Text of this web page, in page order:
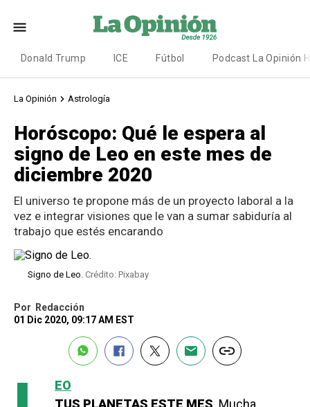
Donald Trump ICE Fútbol Podcast La Opinión
La Opinión Astrología
Horóscopo: Qué le espera al
signo de Leo en este mes de
diciembre 2020
El universo te propone más de un proyecto laboral a la
vez e integrar visiones que le van a sumar sabiduría al
trabajo que estés encarando
Signo de Leo. Crédito: Pixabay
Por
Redacción
01 Dic 2020, 09:17 AM EST
EO
TUS PLANETAS ESTE MES. Mucha